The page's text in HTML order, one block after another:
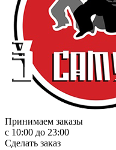
Принимаем заказы
с 10:00 до 23:00
Сделать заказ